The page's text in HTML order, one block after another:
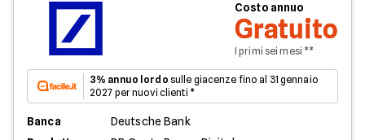
Costo annuo
Gratuito
I primi sei mesi **
3% annuo lordo sulle giacenze fino al 31 gennaio
2027 per nuovi clienti *
Banca
Deutsche Bank